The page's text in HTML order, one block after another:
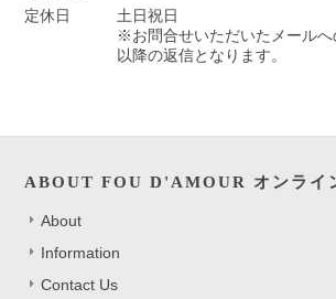
定休日
土日祝日
※お問合せいただいたメールへ
以降の返信となります。
ABOUT FOU D'AMOUR オンライ
About
Information
Contact Us